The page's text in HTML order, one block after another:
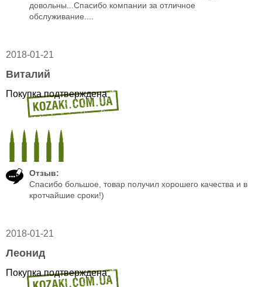
довольны...Спасибо компании за отличное
обслуживание....
2018-01-21
Виталий
Покупка подтверждена
Отзыв:
Спасибо большое, товар получил хорошего качества и в
кротчайшие сроки!)
2018-01-21
Леонид
Покупка подтверждена